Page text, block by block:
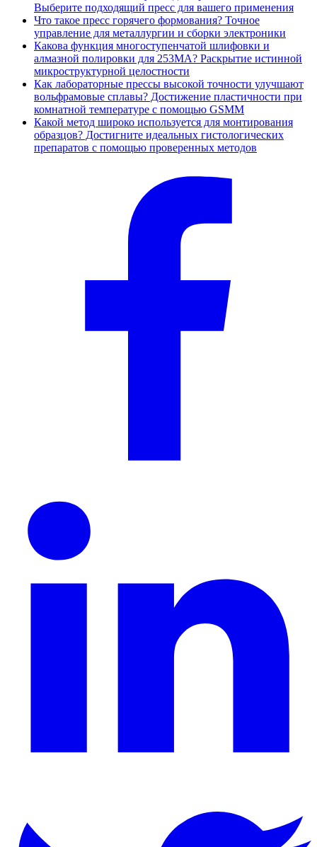
Выберите подходящий пресс для вашего применения
Что такое пресс горячего формования? Точное
управление для металлургии и сборки электроники
Какова функция многоступенчатой шлифовки и
алмазной полировки для 253MA? Раскрытие истинной
микроструктурной целостности
Как лабораторные прессы высокой точности улучшают
вольфрамовые сплавы? Достижение пластичности при
комнатной температуре с помощью GSMM
Какой метод широко используется для монтирования
образцов? Достигните идеальных гистологических
препаратов с помощью проверенных методов